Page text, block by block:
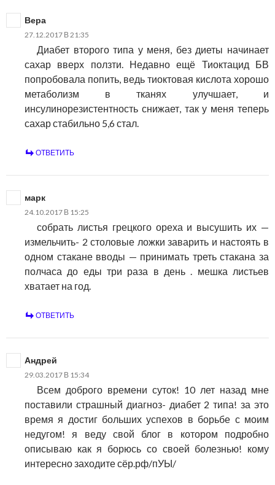
Вера
27.12.2017 В 21:35
Диабет второго типа у меня, без диеты начинает
сахар вверх ползти. Недавно ещё Тиоктацид БВ
попробовала попить, ведь тиоктовая кислота хорошо
метаболизм в тканях улучшает, и
инсулинорезистентность снижает, так у меня теперь
сахар стабильно 5,6 стал.
ОТВЕТИТЬ
марк
24.10.2017 В 15:25
собрать листья грецкого ореха и высушить их —
измельчить- 2 столовые ложки заварить и настоять в
одном стакане вводы — принимать треть стакана за
полчаса до еды три раза в день . мешка листьев
хватает на год.
ОТВЕТИТЬ
Андрей
29.03.2017 В 15:34
Всем доброго времени суток! 10 лет назад мне
поставили страшный диагноз- диабет 2 типа! за это
время я достиг больших успехов в борьбе с моим
недугом! я веду свой блог в котором подробно
описываю как я борюсь со своей болезнью! кому
интересно заходите сёр.рф/пУЫ/